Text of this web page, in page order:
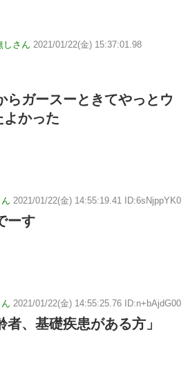
しさん 2021/01/22(金) 15:37:01.98
ガースーときてやっとウ
かった
2021/01/22(金) 14:55:19.41 ID:6sNjppYK0
ーす
2021/01/22(金) 14:55:25.76 ID:n+bAjdG00
者、基礎疾患がある方」